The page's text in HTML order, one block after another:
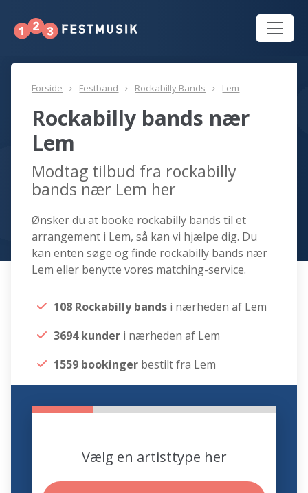
Forside Festband Rockabilly Bands Lem
Rockabilly bands nær
Lem
Modtag tilbud fra rockabilly
bands nær Lem her
Ønsker du at booke rockabilly bands til et
arrangement i Lem, så kan vi hjælpe dig. Du
kan enten søge og finde rockabilly bands nær
Lem eller benytte vores matching-service.
108 Rockabilly bands i nærheden af Lem
3694 kunder i nærheden af Lem
1559 bookinger bestilt fra Lem
Vælg en artisttype her